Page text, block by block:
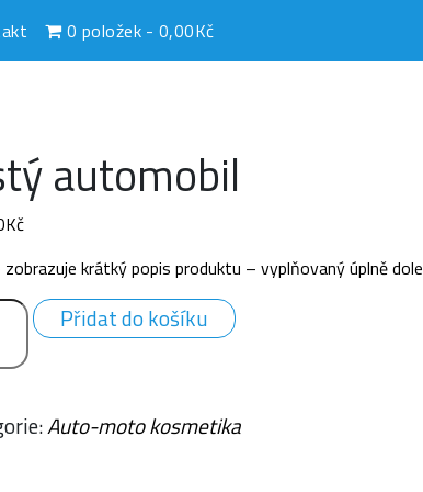
0 položek 0,00Kč
automobil
Kč
zobrazuje krátký popis produktu – vyplňovaný úplně dole
Přidat do košíku
Auto-moto kosmetika